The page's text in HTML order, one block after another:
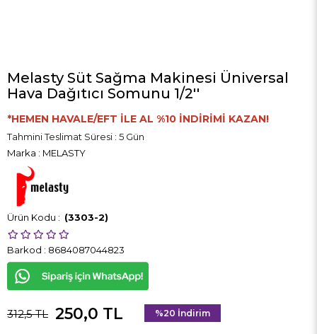
Melasty Süt Sağma Makinesi Üniversal
Hava Dağıtıcı Somunu 1/2''
*HEMEN HAVALE/EFT İLE AL %10 İNDİRİMİ KAZAN!
Tahmini Teslimat Süresi : 5 Gün
Marka : MELASTY
(3303-2)
Barkod : 8684087044823
312,5 TL 250,0 TL %20 İndirim